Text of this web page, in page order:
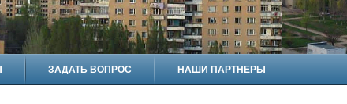
ЗАДАТЬ ВОПРОС НАШИ ПАРТНЕРЫ